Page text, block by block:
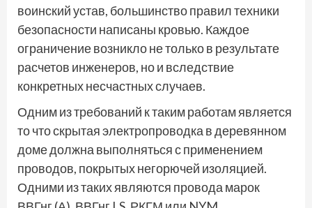
воинский устав, большинство правил техники
безопасности написаны кровью. Каждое
ограничение возникло не только в результате
расчетов инженеров, но и вследствие
конкретных несчастных случаев.
Одним из требований к таким работам является
то что скрытая электропроводка в деревянном
доме должна выполняться с применением
проводов, покрытых негорючей изоляцией.
Одними из таких являются провода марок